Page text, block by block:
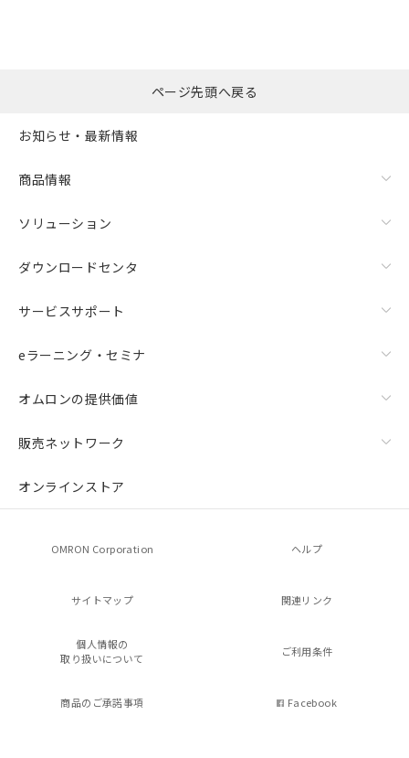
ページ先頭へ戻る
お知らせ・最新情報
商品情報
ソリューション
ダウンロードセンタ
サービスサポート
eラーニング・セミナ
オムロンの提供価値
販売ネットワーク
オンラインストア
OMRON Corporation ヘルプ
サイトマップ 関連リンク
個人情報の
取り扱いについて
ご利用条件
商品のご承諾事項 Facebook